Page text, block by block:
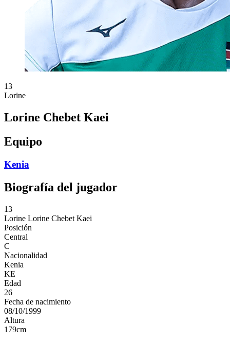
13
Lorine
Lorine Chebet Kaei
Equipo
Kenia
Biografía del jugador
13
Lorine Lorine Chebet Kaei
Posición
Central
C
Nacionalidad
Kenia
KE
Edad
26
Fecha de nacimiento
08/10/1999
Altura
179cm